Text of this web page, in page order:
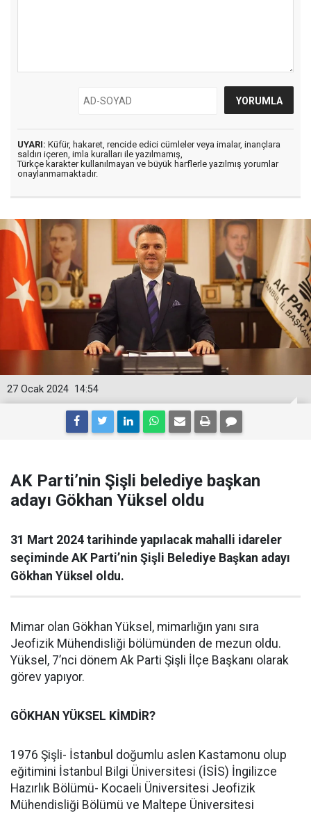
UYARI: Küfür, hakaret, rencide edici cümleler veya imalar, inançlara
saldırı içeren, imla kuralları ile yazılmamış,
Türkçe karakter kullanılmayan ve büyük harflerle yazılmış yorumlar
onaylanmamaktadır.
14:54
27 Ocak 2024
AK Parti’nin Şişli belediye başkan
adayı Gökhan Yüksel oldu
31 Mart 2024 tarihinde yapılacak mahalli idareler
seçiminde AK Parti’nin Şişli Belediye Başkan adayı
Gökhan Yüksel oldu.
Mimar olan Gökhan Yüksel, mimarlığın yanı sıra
Jeofizik Mühendisliği bölümünden de mezun oldu.
Yüksel, 7’nci dönem Ak Parti Şişli İlçe Başkanı olarak
görev yapıyor.
GÖKHAN YÜKSEL KİMDİR?
1976 Şişli- İstanbul doğumlu aslen Kastamonu olup
eğitimini İstanbul Bilgi Üniversitesi (İSİS) İngilizce
Hazırlık Bölümü- Kocaeli Üniversitesi Jeofizik
Mühendisliği Bölümü ve Maltepe Üniversitesi